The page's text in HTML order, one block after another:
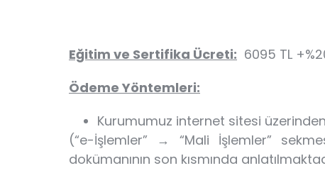
Eğitim ve Sertifika Ücreti: 6095 TL
Ödeme Yöntemleri:
Kurumumuz internet sitesi
(“e-İşlemler” → “Mali İşlemler”
dokümanının son kısmında